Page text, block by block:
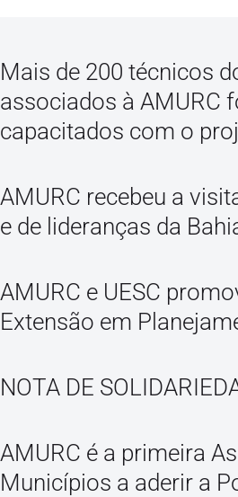
Mais de 200 técnicos
associados à AMURC
capacitados com o
AMURC recebeu a
e de lideranças da
AMURC e UESC
Extensão em
NOTA DE
AMURC é a primeira
Municípios a aderir a